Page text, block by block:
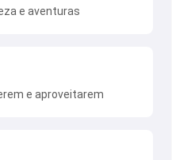
e aventuras
e aproveitarem